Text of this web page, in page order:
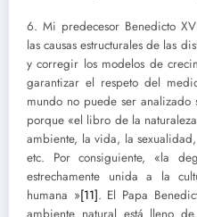
6. Mi predecesor Benedicto
las causas estructurales de las
y corregir los modelos de
garantizar el respeto del
mundo no puede ser analizado
porque «el libro de la
ambiente, la vida, la
etc. Por consiguiente, «la
estrechamente unida a la
humana »[11]. El Papa